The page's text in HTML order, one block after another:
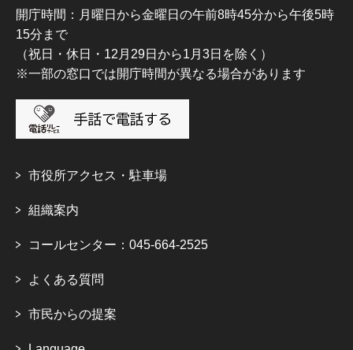
開庁時間：月曜日から金曜日の午前8時45分から午後5時
15分まで
（祝日・休日・12月29日から1月3日を除く）
※一部の窓口では開庁時間が異なる場合があります
市役所アクセス・駐車場
組織案内
コールセンター：045-664-2525
よくある質問
市民からの提案